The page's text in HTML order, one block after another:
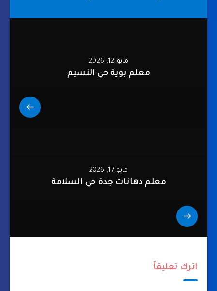
مايو 12, 2026
معلم بوية حي النسيم
مايو 17, 2026
معلم دهانات جدة حي السلامة
اترك تعليقاً